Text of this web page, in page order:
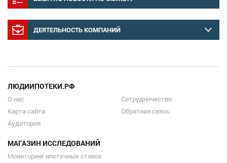
ДЕЯТЕЛЬНОСТЬ КОМПАНИЙ
ЛЮДИИПОТЕКИ.РФ
О нас
Карта сайта
Аудитория
Сотрудничество
Обратная связь
МАГАЗИН ИССЛЕДОВАНИЙ
Мониторинг ипотечных ставок